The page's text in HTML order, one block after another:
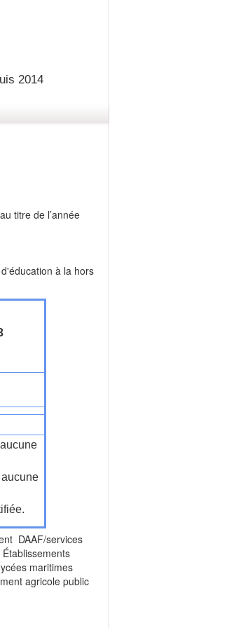
2014
titre de l’année
à la hors
DAAF/services
maritimes
agricole public